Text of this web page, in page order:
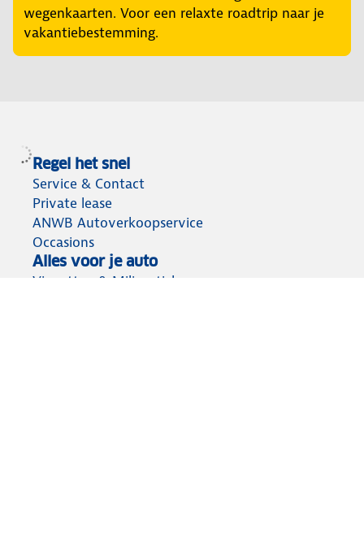
wegenkaarten. Voor een relaxte roadtrip naar je
vakantiebestemming.
Regel het snel
Service & Contact
Private lease
ANWB Autoverkoopservice
Occasions
Alles voor je auto
Vignetten & Milieustickers